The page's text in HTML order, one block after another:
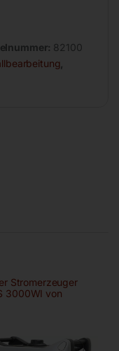
82100
Stromerzeuger
3000WI von